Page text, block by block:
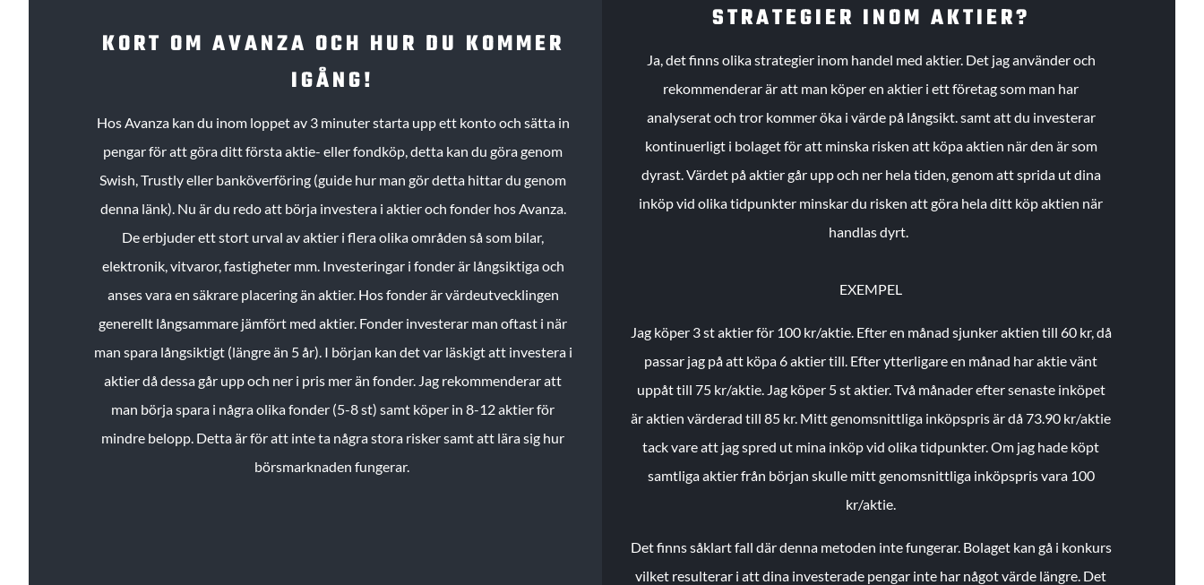
KORT OM AVANZA OCH HUR DU KOMMER
IGÅNG!
Hos Avanza kan du inom loppet av 3 minuter starta upp ett konto och sätta in
pengar för att göra ditt första aktie- eller fondköp, detta kan du göra genom
Swish, Trustly eller banköverföring (guide hur man gör detta hittar du genom
denna länk). Nu är du redo att börja investera i aktier och fonder hos Avanza.
De erbjuder ett stort urval av aktier i flera olika områden så som bilar,
elektronik, vitvaror, fastigheter mm. Investeringar i fonder är långsiktiga och
anses vara en säkrare placering än aktier. Hos fonder är värdeutvecklingen
generellt långsammare jämfört med aktier. Fonder investerar man oftast i när
man spara långsiktigt (längre än 5 år). I början kan det var läskigt att investera i
aktier då dessa går upp och ner i pris mer än fonder. Jag rekommenderar att
man börja spara i några olika fonder (5-8 st) samt köper in 8-12 aktier för
mindre belopp. Detta är för att inte ta några stora risker samt att lära sig hur
börsmarknaden fungerar.
STRATEGIER INOM AKTIER?
Ja, det finns olika strategier inom handel med aktier. Det jag använder och
rekommenderar är att man köper en aktier i ett företag som man har
analyserat och tror kommer öka i värde på långsikt. samt att du investerar
kontinuerligt i bolaget för att minska risken att köpa aktien när den är som
dyrast. Värdet på aktier går upp och ner hela tiden, genom att sprida ut dina
inköp vid olika tidpunkter minskar du risken att göra hela ditt köp aktien när
handlas dyrt.
EXEMPEL
Jag köper 3 st aktier för 100 kr/aktie. Efter en månad sjunker aktien till 60 kr, då
passar jag på att köpa 6 aktier till. Efter ytterligare en månad har aktie vänt
uppåt till 75 kr/aktie. Jag köper 5 st aktier.Två månader efter senaste inköpet
är aktien värderad till 85 kr. Mitt genomsnittliga inköpspris är då 73.90 kr/aktie
tack vare att jag spred ut mina inköp vid olika tidpunkter. Om jag hade köpt
samtliga aktier från början skulle mitt genomsnittliga inköpspris vara 100
kr/aktie.
Det finns såklart fall där denna metoden inte fungerar. Bolaget kan gå i konkurs
vilket resulterar i att dina investerade pengar inte har något värde längre. Det